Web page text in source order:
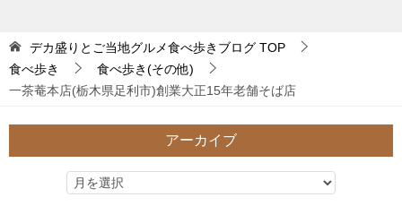
デカ盛りとご当地グルメ食べ歩きブログ TOP
食べ歩き
食べ歩き(その他)
一茶菴本店(栃木県足利市)創業大正15年老舗そば店
アーカイブ